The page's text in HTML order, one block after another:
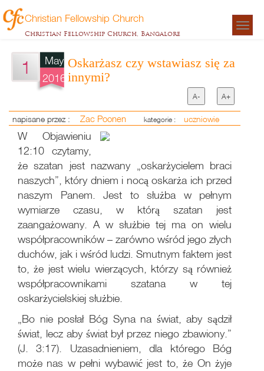
Christian Fellowship Church
Christian Fellowship Church, Bangalore
1
May
2016
Oskarżasz czy wstawiasz się za
innymi?
A- A+
napisane przez : Zac Poonen kategorie : uczniowie
W Objawieniu
12:10 czytamy,
że szatan jest nazwany „oskarżycielem braci
naszych”, który dniem i nocą oskarża ich przed
naszym Panem. Jest to służba w pełnym
wymiarze czasu, w którą szatan jest
zaangażowany. A w służbie tej ma on wielu
współpracowników – zarówno wśród jego złych
duchów, jak i wśród ludzi. Smutnym faktem jest
to, że jest wielu wierzących, którzy są również
współpracownikami szatana w tej
oskarżycielskiej służbie.
„Bo nie posłał Bóg Syna na świat, aby sądził
świat, lecz aby świat był przez niego zbawiony.”
(J. 3:17). Uzasadnieniem, dla którego Bóg
może nas w pełni wybawić jest to, że On żyje